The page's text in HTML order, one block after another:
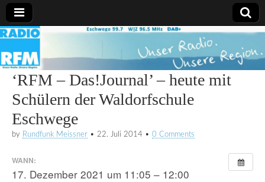
Radio
RFM
‘RFM – Das!Journal’ – heute mit
Schülern der Waldorfschule
Eschwege
by Rundfunk Meissner • 22. Juli 2014 • 0 Comments
WANN:
17. Dezember 2021 um 11:05 – 12:00